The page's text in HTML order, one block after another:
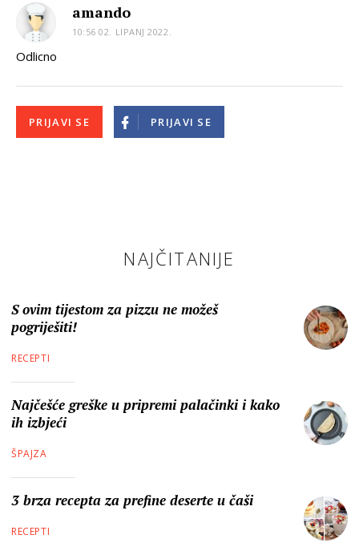
amando
10:56 02. LIPANJ 2022.
Odlicno
PRIJAVI SE PRIJAVI SE
NAJČITANIJE
S ovim tijestom za pizzu ne možeš
pogriješiti!
RECEPTI
Najčešće greške u pripremi palačinki i kako
ih izbjeći
ŠPAJZA
3 brza recepta za prefine deserte u čaši
RECEPTI